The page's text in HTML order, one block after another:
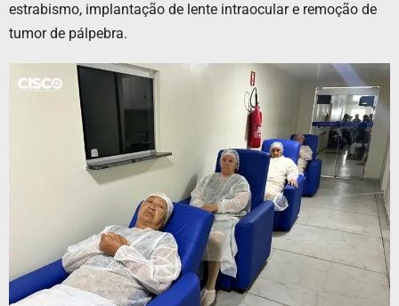
estrabismo, implantação de lente intraocular e remoção de
tumor de pálpebra.